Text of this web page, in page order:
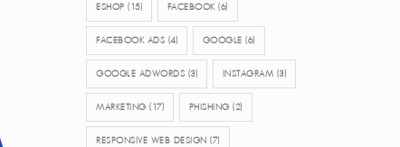
ESHOP (15) FACEBOOK(6)
FACEBOOK ADS (4) GOOGLE (6)
GOOGLE ADWORDS (3) INSTAGRAM (3)
MARKETING (17) PHISHING (2)
RESPONSIVE WEB DESIGN (7)